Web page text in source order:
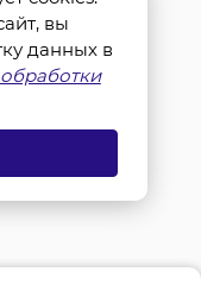
вы
данных в